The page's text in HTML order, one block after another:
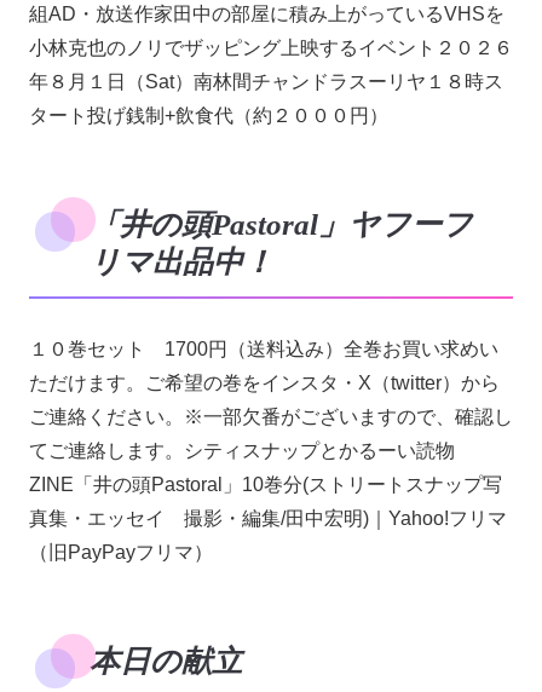
組AD・放送作家田中の部屋に積み上がっているVHSを
小林克也のノリでザッピング上映するイベント２０２６
年８月１日（Sat）南林間チャンドラスーリヤ１８時ス
タート投げ銭制+飲食代（約２０００円）
「井の頭Pastoral」ヤフーフ
リマ出品中！
１０巻セット 1700円（送料込み）全巻お買い求めい
ただけます。ご希望の巻をインスタ・X（twitter）から
ご連絡ください。※一部欠番がございますので、確認し
てご連絡します。シティスナップとかるーい読物
ZINE「井の頭Pastoral」10巻分(ストリートスナップ写
真集・エッセイ 撮影・編集/田中宏明)｜Yahoo!フリマ
（旧PayPayフリマ）
本日の献立